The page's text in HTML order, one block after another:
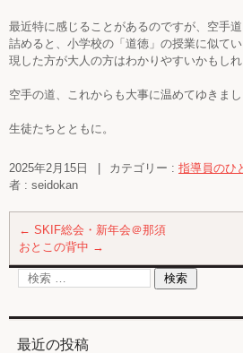
最近特に感じることがあるのですが、空手
詰めると、小学校の「道徳」の授業に似て
現した方が大人の方はわかりやすいかもしれ
空手の道、これからも大事に温めてゆきまし
生徒たちとともに。
2025年2月15日 | カテゴリー : 指導員のひ
者 : seidokan
← SKIF総会・新年会＠那須
おとこの背中 →
最近の投稿